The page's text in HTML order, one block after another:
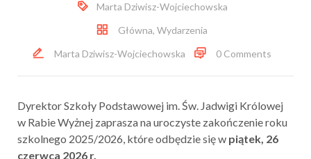
Marta Dziwisz-Wojciechowska
Główna, Wydarzenia
Marta Dziwisz-Wojciechowska
0 Comments
Dyrektor Szkoły Podstawowej im. Św. Jadwigi Królowej
w Rabie Wyżnej zaprasza na uroczyste zakończenie roku
szkolnego 2025/2026, które odbędzie się w piątek, 26
czerwca 2026 r.